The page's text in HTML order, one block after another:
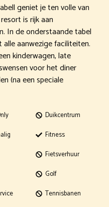
geniet je ten volle van
is rijk aan
In de onderstaande tabel
aanwezige faciliteiten.
kinderwagen, late
voor het diner
(na een speciale
Duikcentrum
Fitness
Fietsverhuur
Golf
Tennisbanen